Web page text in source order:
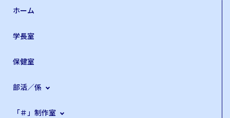
ホーム
学長室
保健室
部活／係
「＃」制作室